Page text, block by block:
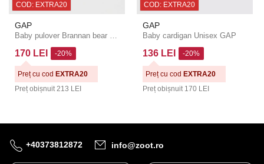
COD: EXTRA20
GAP
Baby pulover Brannan bear GAP
170 LEI
Preț obișnuit 213 LEI
-20%
Preț cu cod EXTRA20
COD: EXTRA20
GAP
Baby cardigan Unisex GAP
136 LEI
Preț obișnuit 170 LEI
-20%
Preț cu cod EXTRA20
+40373812872 info@zoot.ro